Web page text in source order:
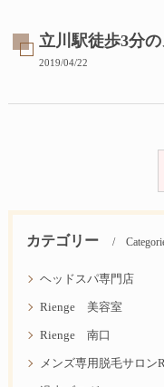
立川駅徒歩3分
2019/04/22
カテゴリー
ヘッドスパ専門店
Rienge 美容室
Rienge 南口
メンズ専用脱毛サロン